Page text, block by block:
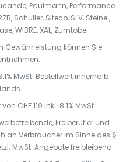
Paulmann, Performance
Schuller, Siteco, SLV, Steinel,
WIBRE, XAL, Zumtobel
Gewährleistung können Sie
MwSt. Bestellwert innerhalb
CHF 119 inkl. 8.1% MwSt.
Freiberufler und
an Verbraucher im Sinne des §
MwSt. Angebote freibleibend